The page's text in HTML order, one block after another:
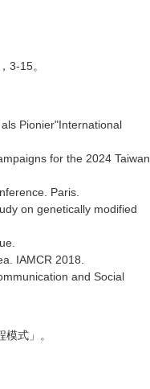
3-15。
Pionier"International
for the 2024 Taiwan
Paris.
on genetically modified
IAMCR 2018.
and Social
式」。